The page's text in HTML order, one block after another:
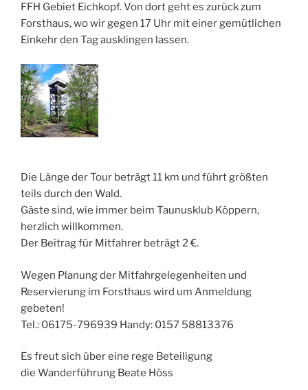
FFH Gebiet Eichkopf. Von dort geht es zurück zum
Forsthaus, wo wir gegen 17 Uhr mit einer gemütlichen
Einkehr den Tag ausklingen lassen.
Die Länge der Tour beträgt 11 km und führt größten
teils durch den Wald.
Gäste sind, wie immer beim Taunusklub Köppern,
herzlich willkommen.
Der Beitrag für Mitfahrer beträgt 2 €.
Wegen Planung der Mitfahrgelegenheiten und
Reservierung im Forsthaus wird um Anmeldung
gebeten!
Tel.: 06175-796939 Handy: 0157 58813376
Es freut sich über eine rege Beteiligung
die Wanderführung Beate Höss